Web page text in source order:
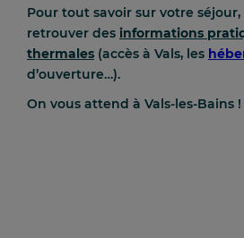
Pour tout savoir sur votre séjour,
retrouver des informations
thermales (accès à Vals, les
d’ouverture…).
On vous attend à Vals-les-Bains !